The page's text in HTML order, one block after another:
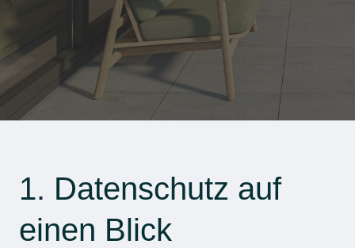
1. Datenschutz auf
einen Blick